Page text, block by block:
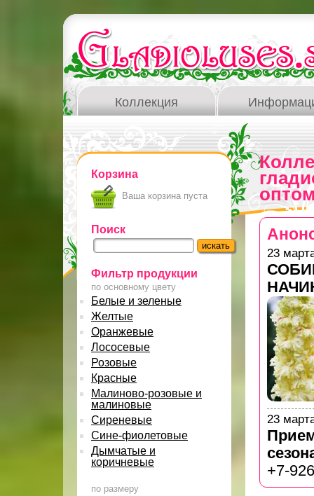
Коллекция
Корзина
Ваша корзина пуста
Поиск
Фильтр продукции
по основному цвету
Белые и зеленые
Желтые
Оранжевые
Лососевые
Розовые
Красные
Малиново-розовые и
малиновые
Сиреневые
Сине-фиолетовые
Дымчатые и
коричневые
по размеру
23
23
+7-